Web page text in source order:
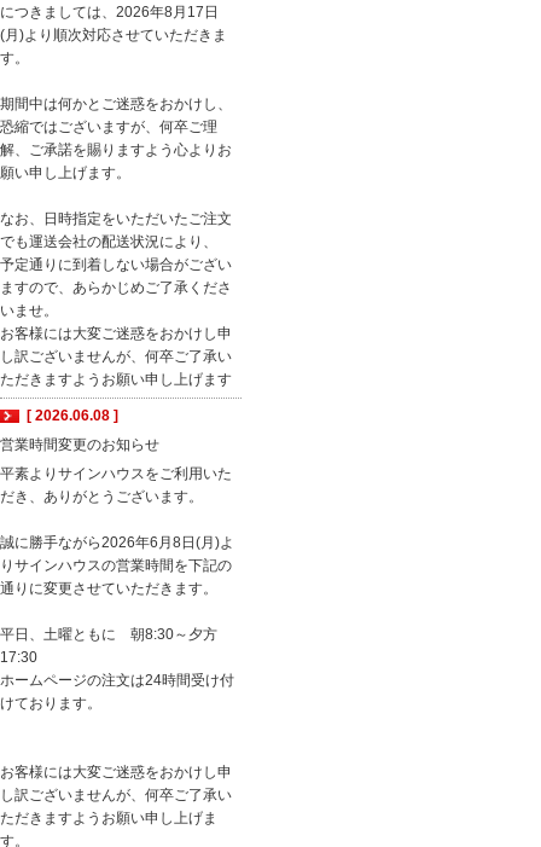
につきましては、2026年8月17日
(月)より順次対応させていただきま
す。
期間中は何かとご迷惑をおかけし、
恐縮ではございますが、何卒ご理
解、ご承諾を賜りますよう心よりお
願い申し上げます。
なお、日時指定をいただいたご注文
でも運送会社の配送状況により、
予定通りに到着しない場合がござい
ますので、あらかじめご了承くださ
いませ。
お客様には大変ご迷惑をおかけし申
し訳ございませんが、何卒ご了承い
ただきますようお願い申し上げます
[ 2026.06.08 ]
営業時間変更のお知らせ
平素よりサインハウスをご利用いた
だき、ありがとうございます。
誠に勝手ながら2026年6月8日(月)よ
りサインハウスの営業時間を下記の
通りに変更させていただきます。
平日、土曜ともに 朝8:30～夕方
17:30
ホームページの注文は24時間受け付
けております。
お客様には大変ご迷惑をおかけし申
し訳ございませんが、何卒ご了承い
ただきますようお願い申し上げま
す。